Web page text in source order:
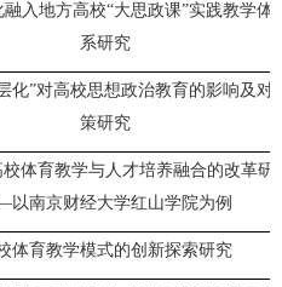
入地方高校“大思政课”实践教学体
系研究
化”对高校思想政治教育的影响及对
策研究
体育教学与人才培养融合的改革研
以南京财经大学红山学院为例
体育教学模式的创新探索研究